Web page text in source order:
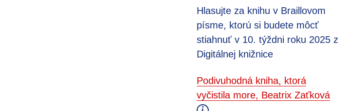
Hlasujte za knihu v Braillovom
písme, ktorú si budete môcť
stiahnuť v 10. týždni roku 2025 z
Digitálnej knižnice
Podivuhodná kniha, ktorá
vyčistila more, Beatrix Zaťková